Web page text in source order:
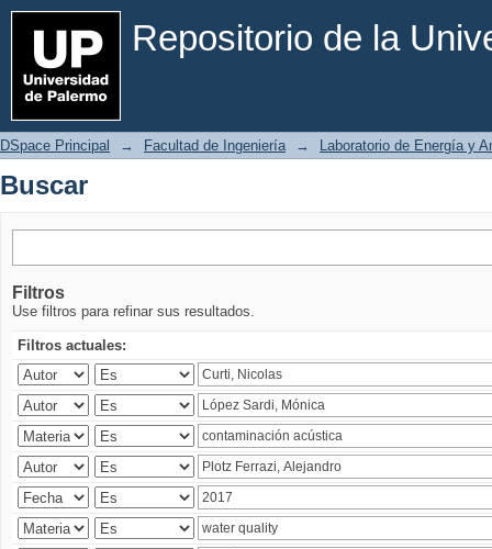
Repositorio de la
Buscar
DSpace Principal → Facultad de Ingeniería → Laboratorio de Energía y
Buscar
Filtros
Use filtros para refinar sus resultados.
Filtros actuales: